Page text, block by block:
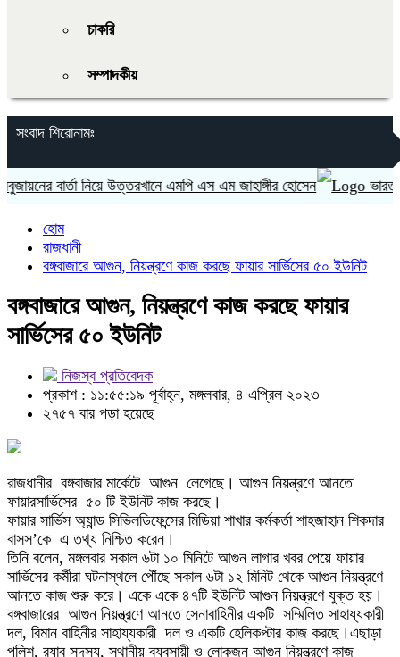
চাকরি
সম্পাদকীয়
সংবাদ শিরোনামঃ
বার্তা নিয়ে উত্তরখানে এমপি এস এম জাহাঙ্গীর হোসেন ভারত
হোম
রাজধানী
বঙ্গবাজারে আগুন, নিয়ন্ত্রণে কাজ করছে ফায়ার সার্ভিসের ৫০ ইউনিট
বঙ্গবাজারে আগুন, নিয়ন্ত্রণে কাজ করছে ফায়ার
সার্ভিসের ৫০ ইউনিট
নিজস্ব প্রতিবেদক
প্রকাশ : ১১:৫৫:১৯ পূর্বাহ্ন, মঙ্গলবার, ৪ এপ্রিল ২০২৩
২৭৫৭ বার পড়া হয়েছে
রাজধানীর বঙ্গবাজার মার্কেটে আগুন লেগেছে। আগুন নিয়ন্ত্রণে আনতে
ফায়ারসার্ভিসের ৫০ টি ইউনিট কাজ করছে।
ফায়ার সার্ভিস অ্যান্ড সিভিলডিফেন্সের মিডিয়া শাখার কর্মকর্তা শাহজাহান শিকদার
বাসস’কে এ তথ্য নিশ্চিত করেন।
তিনি বলেন, মঙ্গলবার সকাল ৬টা ১০ মিনিটে আগুন লাগার খবর পেয়ে ফায়ার
সার্ভিসের কর্মীরা ঘটনাস্থলে পৌঁছে সকাল ৬টা ১২ মিনিট থেকে আগুন নিয়ন্ত্রণে
আনতে কাজ শুরু করে। একে একে ৪৭টি ইউনিট আগুন নিয়ন্ত্রণে যুক্ত হয়।
বঙ্গবাজারের আগুন নিয়ন্ত্রণে আনতে সেনাবাহিনীর একটি সম্মিলিত সাহায্যকারী
দল, বিমান বাহিনীর সাহায্যকারী দল ও একটি হেলিকপ্টার কাজ করছে।এছাড়া
পুলিশ, র‌্যাব সদস্য, স্থানীয় ব্যবসায়ী ও লোকজন আগুন নিয়ন্ত্রণে কাজ